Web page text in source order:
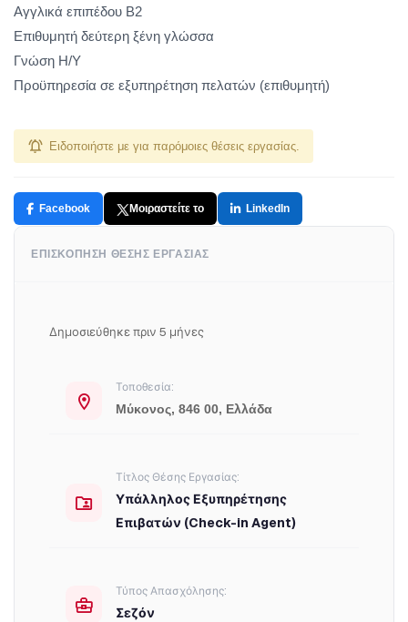
Αγγλικά επιπέδου Β2
Επιθυμητή δεύτερη ξένη γλώσσα
Γνώση Η/Υ
Προϋπηρεσία σε εξυπηρέτηση πελατών (επιθυμητή)
Ειδοποιήστε με για παρόμοιες θέσεις εργασίας.
Facebook Μοιραστείτε το LinkedIn
ΕΠΙΣΚΌΠΗΣΗ ΘΈΣΗΣ ΕΡΓΑΣΊΑΣ
Δημοσιεύθηκε πριν 5 μήνες
Τοποθεσία:
Μύκονος, 846 00, Ελλάδα
Τίτλος Θέσης Εργασίας:
Υπάλληλος Εξυπηρέτησης
Επιβατών (Check-in Agent)
Τύπος Απασχόλησης:
Σεζόν